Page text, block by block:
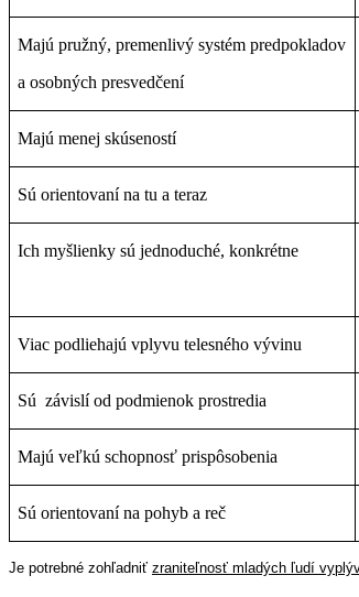
Majú pružný, premenlivý systém predpokladov
a osobných presvedčení
Majú menej skúseností
Sú orientovaní na tu a teraz
Ich myšlienky sú jednoduché, konkrétne
Viac podliehajú vplyvu telesného vývinu
Sú závislí od podmienok prostredia
Majú veľkú schopnosť prispôsobenia
Sú orientovaní na pohyb a reč
Je potrebné zohľadniť zraniteľnosť mladých ľudí